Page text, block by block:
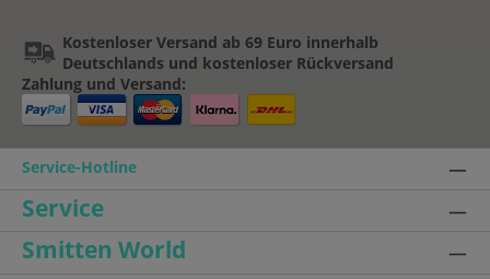
Kostenloser Versand ab 69 Euro innerhalb
Deutschlands und kostenloser Rückversand
Zahlung und Versand:
Service-Hotline
Service
Smitten World